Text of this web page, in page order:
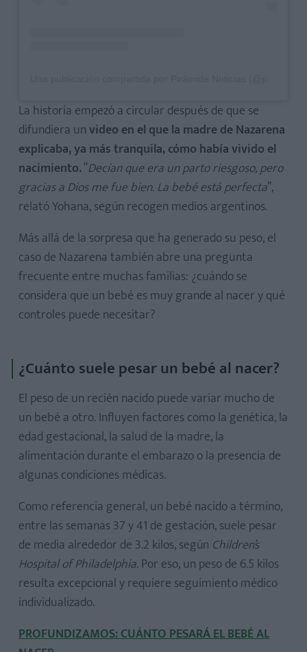
La historia empezó a circular después de que se
difundiera unvideo en el que la madre de Nazarena
explicaba, ya más tranquila, cómo había vivido el
nacimiento.“Decían que era un parto riesgoso, pero
gracias a Dios me fue bien. La bebé está perfecta”,
relató Yohana, según recogen medios argentinos.
Más allá de la sorpresa que ha generado su peso, el
caso de Nazarena también abre una pregunta
frecuente entre muchas familias: ¿cuándo se
considera que un bebé es muy grande al nacer y qué
controles puede necesitar?
¿Cuánto suele pesar un bebé al nacer?
El peso de un recién nacido puede variar mucho de
un bebé a otro. Influyen factores como la genética, la
edad gestacional, la salud de la madre, la
alimentación durante el embarazo o la presencia de
algunas condiciones médicas.
Como referencia general, un bebé nacido a término,
entre las semanas 37 y 41 de gestación, suele pesar
de media alrededor de 3.2 kilos, según Children’s
Hospital of Philadelphia. Por eso, un peso de 6.5 kilos
resulta excepcional y requiere seguimiento médico
individualizado.
PROFUNDIZAMOS: CUÁNTO PESARÁ EL BEBÉ AL